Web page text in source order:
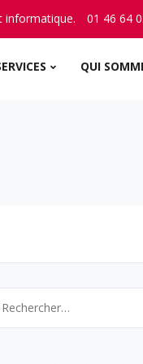
informatique. 01 46 64
QUI